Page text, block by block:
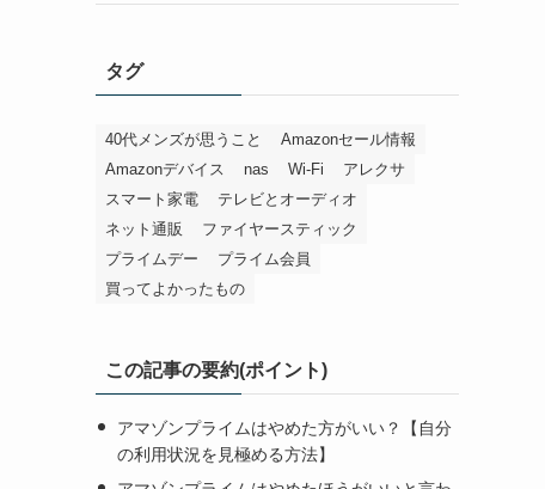
タグ
40代メンズが思うこと
Amazonセール情報
Amazonデバイス
nas Wi-Fi
アレクサ
スマート家電
テレビとオーディオ
ネット通販
ファイヤースティック
プライムデー
プライム会員
買ってよかったもの
この記事の要約(ポイント)
アマゾンプライムはやめた方がいい？【自分
の利用状況を見極める方法】